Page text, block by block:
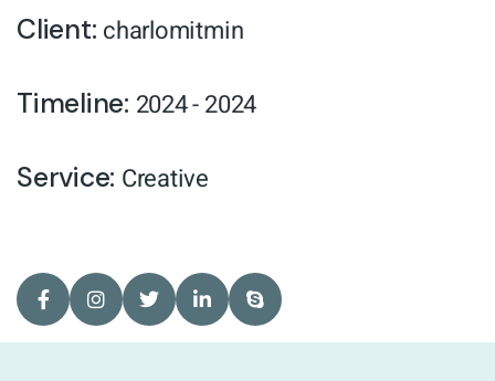
Client: charlomitmin
Timeline: 2024 - 2024
Service: Creative